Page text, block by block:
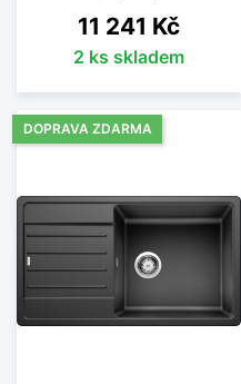
Cena
11 241 Kč
2 ks skladem
DOPRAVA ZDARMA